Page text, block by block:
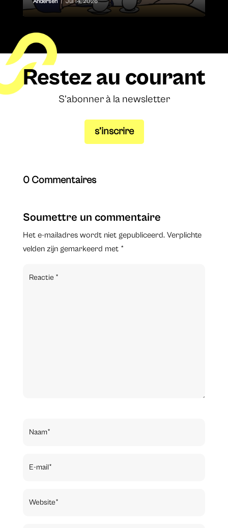
Restez au courant
S’abonner à la newsletter
s’inscrire
0 Commentaires
Soumettre un commentaire
Het e-mailadres wordt niet gepubliceerd. Verplichte
velden zijn gemarkeerd met *